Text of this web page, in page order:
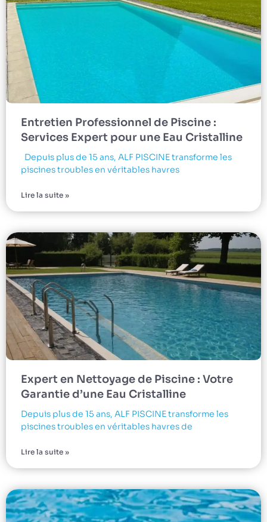
Entretien Professionnel de Piscine :
Services Expert pour une Eau Cristalline
Depuis plus de 15 ans, ALF PISCINE transforme les
piscines troubles en véritables havres
Lire la suite »
Expert en Nettoyage de Piscine : Votre
Garantie d’une Eau Cristalline
Depuis plus de 15 ans, ALF PISCINE transforme les
piscines troubles en véritables havres de
Lire la suite »